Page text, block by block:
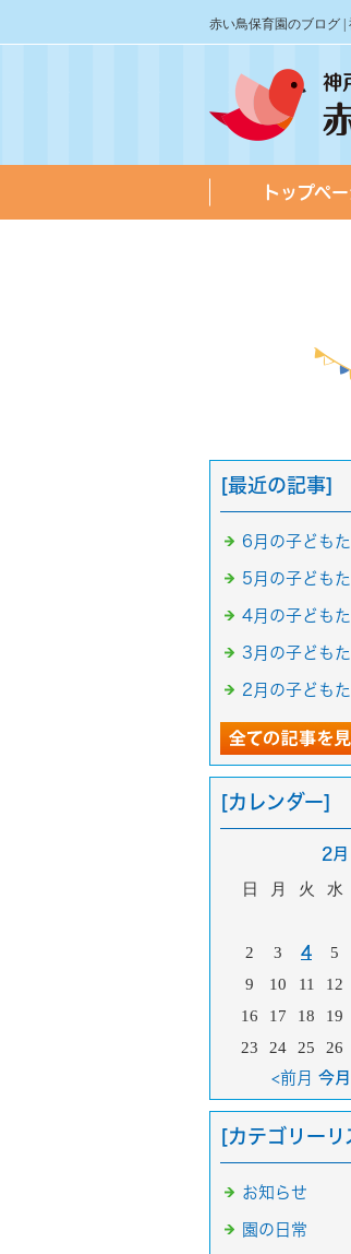
赤い鳥保育園のブログ |
トップペ
[最近の記事]
6月の子ども
5月の子ども
4月の子ども
3月の子ども
2月の子ども
[カレンダー]
2月
日 月 火 水
2
3 4 5
9
10 11 12
16
17 18 19
23
24 25 26
<前月 今月
[カテゴリーリ
お知らせ
園の日常